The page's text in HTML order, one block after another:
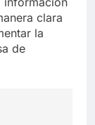
clara
la
de